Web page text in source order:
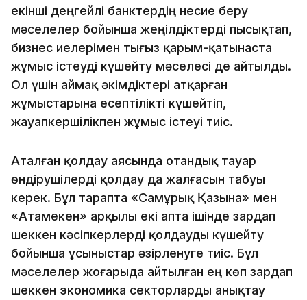
екінші деңгейлі банктердің несие беру
мәселелер бойынша жеңілдіктерді пысықтап,
бизнес иелерімен тығыз қарым-қатынаста
жұмыс істеуді күшейту мәселесі де айтылды.
Ол үшін аймақ әкімдіктері атқарған
жұмыстарына есептілікті күшейтіп,
жауапкершілікпен жұмыс істеуі тиіс.
Аталған қолдау аясында отандық тауар
өндірушілерді қолдау да жалғасын табуы
керек. Бұл тарапта «Самұрық Қазына» мен
«Атамекен» арқылы екі апта ішінде зардап
шеккен кәсіпкерлерді қолдауды күшейту
бойынша ұсыныстар әзірленуге тиіс. Бұл
мәселелер жоғарыда айтылған ең көп зардап
шеккен экономика секторларды анықтау